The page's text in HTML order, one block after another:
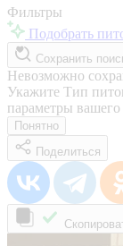
Фильтры
Подобрать
Сохранить
Невозможно
Укажите Тип
параметры вашего
Понятно
Поделиться